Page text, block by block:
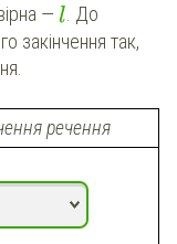
— l. До
закінчення так,
речення